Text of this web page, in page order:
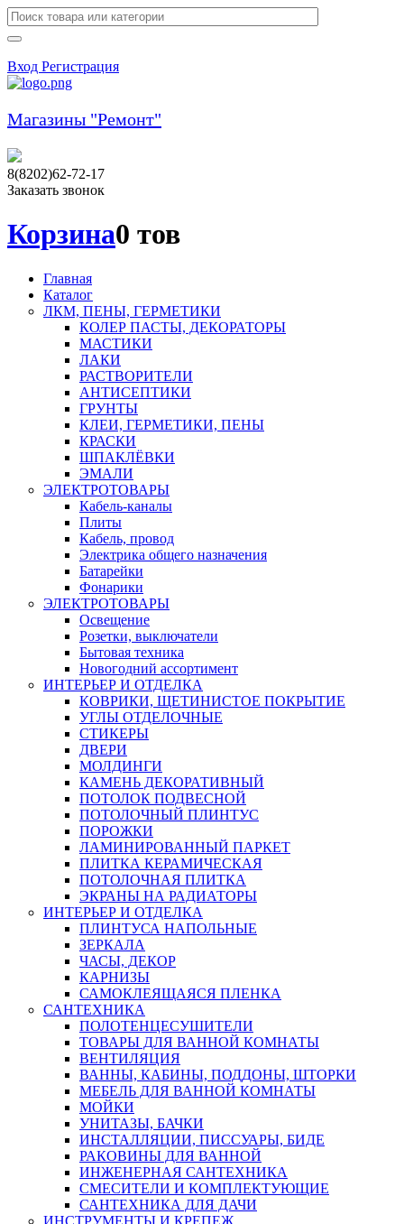
Вход Регистрация
Магазины "Ремонт"
8(8202)62-72-17
Заказать звонок
Корзина0 тов
Главная
Каталог
ЛКМ, ПЕНЫ, ГЕРМЕТИКИ
КОЛЕР ПАСТЫ, ДЕКОРАТОРЫ
МАСТИКИ
ЛАКИ
РАСТВОРИТЕЛИ
АНТИСЕПТИКИ
ГРУНТЫ
КЛЕИ, ГЕРМЕТИКИ, ПЕНЫ
КРАСКИ
ШПАКЛЁВКИ
ЭМАЛИ
ЭЛЕКТРОТОВАРЫ
Кабель-каналы
Плиты
Кабель, провод
Электрика общего назначения
Батарейки
Фонарики
ЭЛЕКТРОТОВАРЫ
Освещение
Розетки, выключатели
Бытовая техника
Новогодний ассортимент
ИНТЕРЬЕР И ОТДЕЛКА
КОВРИКИ, ЩЕТИНИСТОЕ ПОКРЫТИЕ
УГЛЫ ОТДЕЛОЧНЫЕ
СТИКЕРЫ
ДВЕРИ
МОЛДИНГИ
КАМЕНЬ ДЕКОРАТИВНЫЙ
ПОТОЛОК ПОДВЕСНОЙ
ПОТОЛОЧНЫЙ ПЛИНТУС
ПОРОЖКИ
ЛАМИНИРОВАННЫЙ ПАРКЕТ
ПЛИТКА КЕРАМИЧЕСКАЯ
ПОТОЛОЧНАЯ ПЛИТКА
ЭКРАНЫ НА РАДИАТОРЫ
ИНТЕРЬЕР И ОТДЕЛКА
ПЛИНТУСА НАПОЛЬНЫЕ
ЗЕРКАЛА
ЧАСЫ, ДЕКОР
КАРНИЗЫ
САМОКЛЕЯЩАЯСЯ ПЛЕНКА
САНТЕХНИКА
ПОЛОТЕНЦЕСУШИТЕЛИ
ТОВАРЫ ДЛЯ ВАННОЙ КОМНАТЫ
ВЕНТИЛЯЦИЯ
ВАННЫ, КАБИНЫ, ПОДДОНЫ, ШТОРКИ
МЕБЕЛЬ ДЛЯ ВАННОЙ КОМНАТЫ
МОЙКИ
УНИТАЗЫ, БАЧКИ
ИНСТАЛЛЯЦИИ, ПИССУАРЫ, БИДЕ
РАКОВИНЫ ДЛЯ ВАННОЙ
ИНЖЕНЕРНАЯ САНТЕХНИКА
СМЕСИТЕЛИ И КОМПЛЕКТУЮЩИЕ
САНТЕХНИКА ДЛЯ ДАЧИ
ИНСТРУМЕНТЫ И КРЕПЕЖ